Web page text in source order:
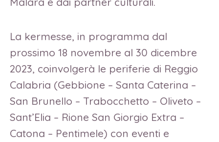
La kermesse, in programma dal
prossimo 18 novembre al 30 dicembre
2023, coinvolgerà le periferie di Reggio
Calabria (Gebbione – Santa Caterina –
San Brunello – Trabocchetto – Oliveto –
Sant’Elia – Rione San Giorgio Extra –
Catona – Pentimele) con eventi e